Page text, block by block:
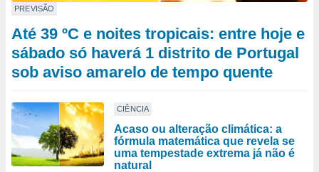
PREVISÃO
Até 39 ºC e noites tropicais: entre hoje e
sábado só haverá 1 distrito de Portugal
sob aviso amarelo de tempo quente
CIÊNCIA
Acaso ou alteração climática: a
fórmula matemática que revela se
uma tempestade extrema já não é
natural